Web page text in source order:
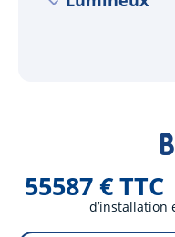
55587 € TTC
d’installation